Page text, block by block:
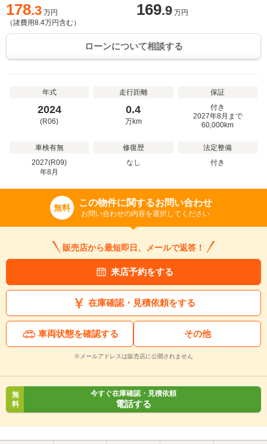
178.3 万円
（諸費用8.4万円含む）
169.9 万円
ローンについて相談する
年式
2024
(R06)
走行距離
0.4
万km
保証
付き
2027年8月まで
60,000km
車検有無
2027(R09)
年8月
修復歴
なし
法定整備
付き
無料 この物件に関するお問い合わせ
お問い合わせの内容を選択してください
販売店から最短即日、メールで返答！
来店予約をする
在庫確認・見積依頼をする
車両状態を確認する その他
※メールアドレスは販売店に公開されません
無
料
今すぐ在庫確認・見積依頼
電話する